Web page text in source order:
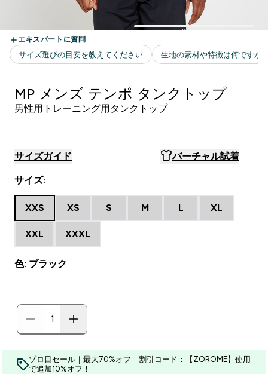
MP メンズ テンポ タンクトップ
男性用トレーニング用タンクトップ
サイズガイド バーチャル試着
サイズ:
XXS XS S M L XL
XXL XXXL
色: ブラック
ゾロ目セール｜最大70%オフ｜割引コード：【ZOROME】使用
で追加10%オフ！